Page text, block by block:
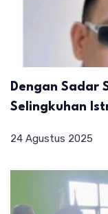
Dengan Sadar
Selingkuhan
24 Agustus 2025